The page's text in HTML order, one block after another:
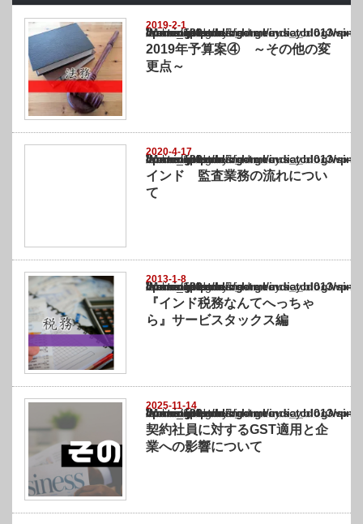
2019-2-1
Warning
: Undefined array key "show_category" in
/home/netst/kuno-cpa.co.jp/public_html/india_blog/wp-content/themes/
on line183
2019年予算案④ ～その他の変
更点～
2020-4-17
Warning
: Undefined array key "show_category" in
/home/netst/kuno-cpa.co.jp/public_html/india_blog/wp-content/themes/
on line183
インド 監査業務の流れについ
て
2013-1-8
Warning
: Undefined array key "show_category" in
/home/netst/kuno-cpa.co.jp/public_html/india_blog/wp-content/themes/
on line183
『インド税務なんてへっちゃ
ら』サービスタックス編
2025-11-14
Warning
: Undefined array key "show_category" in
/home/netst/kuno-cpa.co.jp/public_html/india_blog/wp-content/themes/
on line183
契約社員に対するGST適用と企
業への影響について